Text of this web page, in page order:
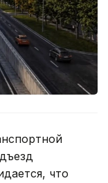
что